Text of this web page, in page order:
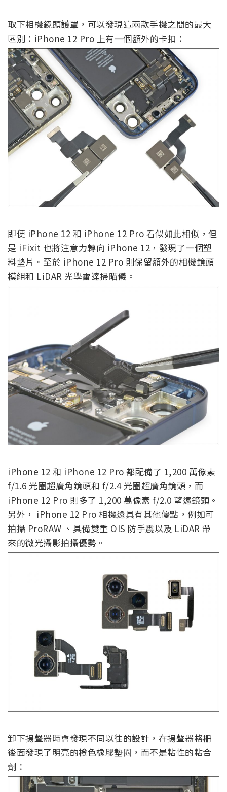
取下相機鏡頭護罩，可以發現這兩款手機之間的最大
區別：iPhone 12 Pro 上有一個額外的卡扣：
即便 iPhone 12 和 iPhone 12 Pro 看似如此相似，但
是 iFixit 也將注意力轉向 iPhone 12，發現了一個塑
料墊片。至於 iPhone 12 Pro 則保留額外的相機鏡頭
模組和 LiDAR 光學雷達掃瞄儀。
iPhone 12 和 iPhone 12 Pro 都配備了 1,200 萬像素
f/1.6 光圈超廣角鏡頭和 f/2.4 光圈超廣角鏡頭，而
iPhone 12 Pro 則多了 1,200 萬像素 f/2.0 望遠鏡頭。
另外， iPhone 12 Pro 相機還具有其他優點，例如可
拍攝 ProRAW 、具備雙重 OIS 防手震以及 LiDAR 帶
來的微光攝影拍攝優勢。
卸下揚聲器時會發現不同以往的設計，在揚聲器格柵
後面發現了明亮的橙色橡膠墊圈，而不是粘性的粘合
劑：